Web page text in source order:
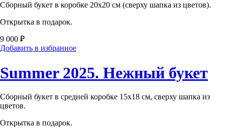
Сборный букет в коробке 20х20 см (сверху шапка из цветов).
Открытка в подарок.
9 000 ₽
Добавить в избранное
Summer 2025. Нежный букет
Сборный букет в средней коробке 15х18 см, сверху шапка из
цветов.
Открытка в подарок.